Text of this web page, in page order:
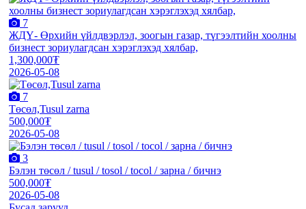
7
ЖДҮ- Өрхийн үйлдвэрлэл, зоогын газар, түгээлтийн хоолны
бизнест зориулагдсан хэрэглэхэд хялбар,
1,300,000₮
2026-05-08
7
Төсөл,Tusul zarna
500,000₮
2026-05-08
3
Бэлэн төсөл / tusul / tosol / tocol / зарна / бичнэ
500,000₮
2026-05-08